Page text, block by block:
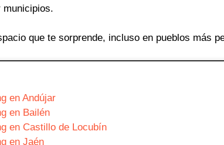
municipios.
que te sorprende, incluso en pueblos más
en Andújar
en Bailén
en Castillo de Locubín
en Jaén